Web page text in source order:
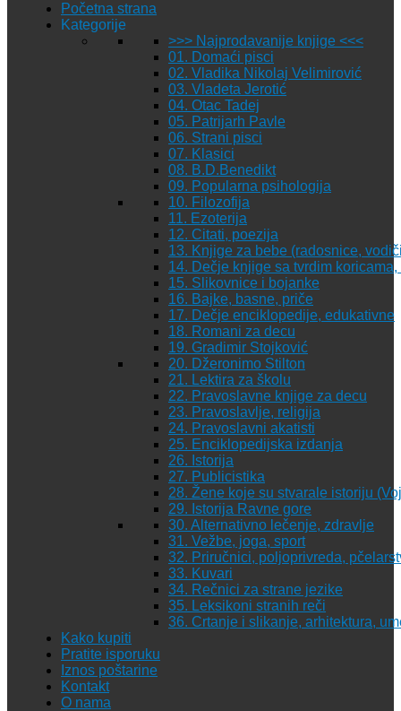
Početna strana
Kategorije
>>> Najprodavanije knjige <<<
01. Domaći pisci
02. Vladika Nikolaj Velimirović
03. Vladeta Jerotić
04. Otac Tadej
05. Patrijarh Pavle
06. Strani pisci
07. Klasici
08. B.D.Benedikt
09. Popularna psihologija
10. Filozofija
11. Ezoterija
12. Citati, poezija
13. Knjige za bebe (radosnice,
14. Dečje knjige sa tvrdim
15. Slikovnice i bojanke
16. Bajke, basne, priče
17. Dečje enciklopedije, edukativne
18. Romani za decu
19. Gradimir Stojković
20. Džeronimo Stilton
21. Lektira za školu
22. Pravoslavne knjige za decu
23. Pravoslavlje, religija
24. Pravoslavni akatisti
25. Enciklopedijska izdanja
26. Istorija
27. Publicistika
28. Žene koje su stvarale istoriju
29. Istorija Ravne gore
30. Alternativno lečenje, zdravlje
31. Vežbe, joga, sport
32. Priručnici, poljoprivreda,
33. Kuvari
34. Rečnici za strane jezike
35. Leksikoni stranih reči
36. Crtanje i slikanje, arhitektura,
Kako kupiti
Pratite isporuku
Iznos poštarine
Kontakt
O nama